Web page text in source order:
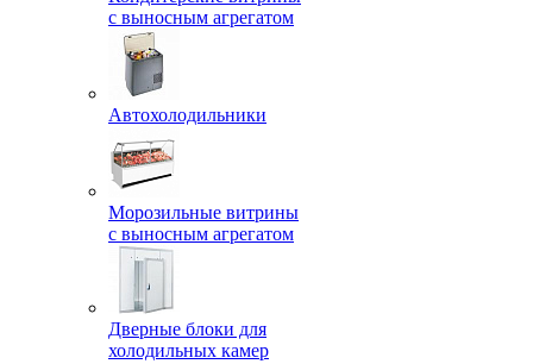
с выносным агрегатом
Автохолодильники
Морозильные витрины
с выносным агрегатом
Дверные блоки для
холодильных камер